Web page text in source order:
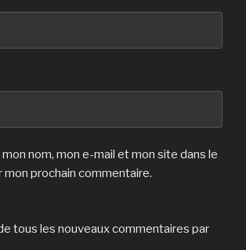
nom, mon e-mail et mon site dans le
mon prochain commentaire.
tous les nouveaux commentaires par